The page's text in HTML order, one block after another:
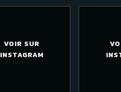
VOIR SUR
INSTAGRAM